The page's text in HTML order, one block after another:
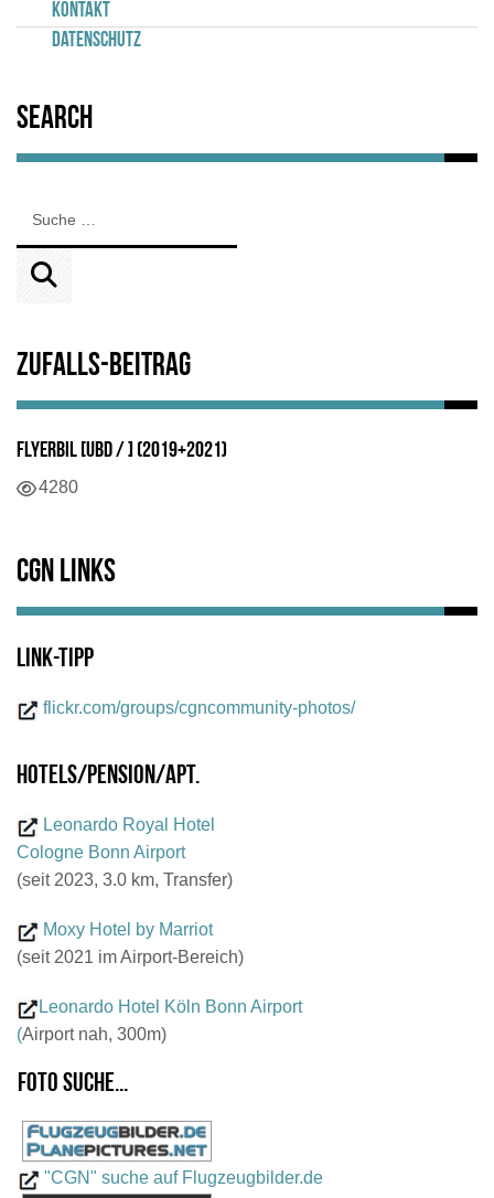
Kontakt
Datenschutz
Search
Zufalls-Beitrag
FlyErbil [UBD / ] (2019+2021)
Details
4280
CGN Links
Link-Tipp
flickr.com/groups/cgncommunity-photos/
Hotels/Pension/Apt.
Leonardo Royal Hotel
Cologne Bonn Airport
(seit 2023, 3.0 km, Transfer)
Moxy Hotel by Marriot
(seit 2021 im Airport-Bereich)
Leonardo Hotel Köln Bonn Airport
(Airport nah, 300m)
Foto suche...
"CGN" suche auf Flugzeugbilder.de